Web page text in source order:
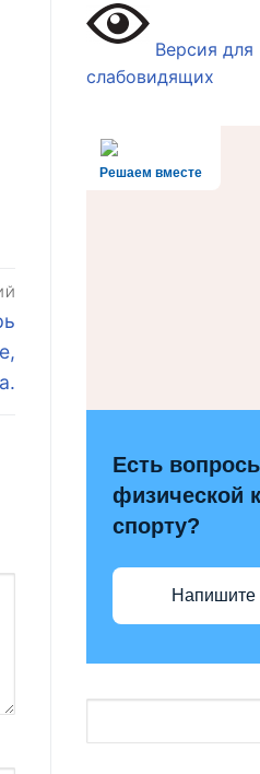
Версия для
слабовидящих
Решаем вместе
Есть
физической
спорту?
Напишите